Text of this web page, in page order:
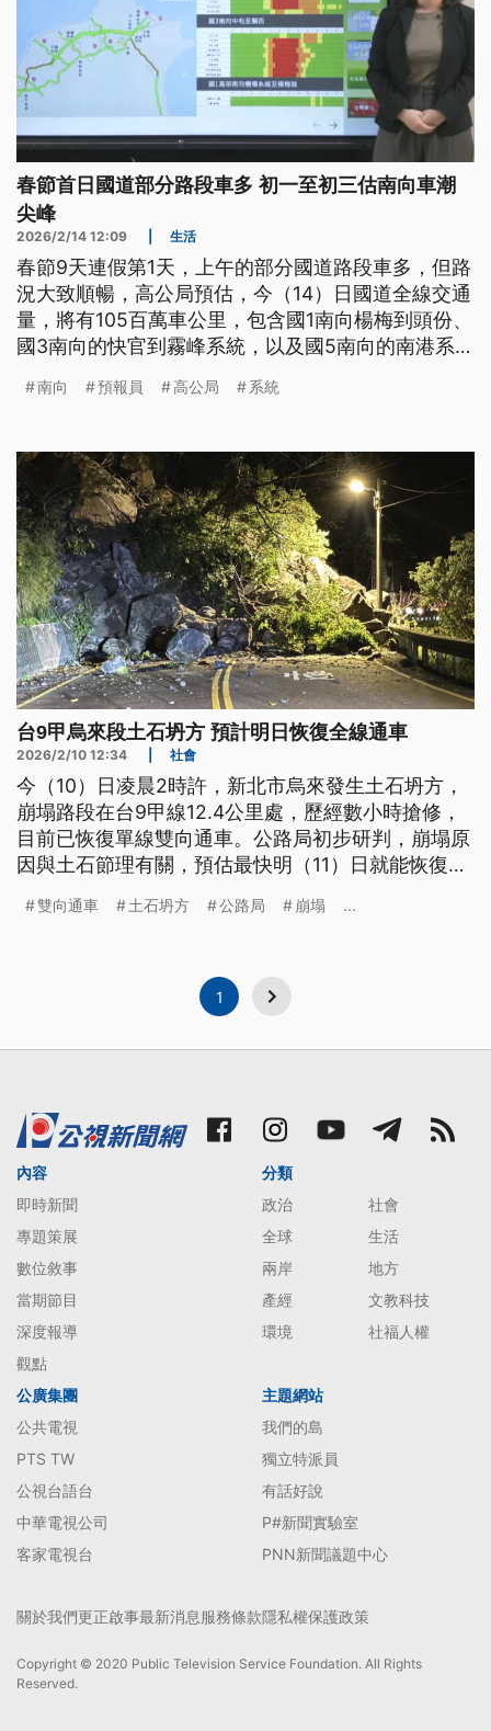
春節首日國道部分路段車多 初一至初三估南向車潮
尖峰
2026/2/14 12:09 生活
春節9天連假第1天，上午的部分國道路段車多，但路
況大致順暢，高公局預估，今（14）日國道全線交通
量，將有105百萬車公里，包含國1南向楊梅到頭份、
國3南向的快官到霧峰系統，以及國5南向的南港系統
方面，今明兩天天氣穩定，但要留意日夜溫差，而氣
南向 預報員 高公局 系統
台9甲烏來段土石坍方 預計明日恢復全線通車
2026/2/10 12:34 社會
今（10）日凌晨2時許，新北市烏來發生土石坍方，
崩塌路段在台9甲線12.4公里處，歷經數小時搶修，
目前已恢復單線雙向通車。公路局初步研判，崩塌原
因與土石節理有關，預估最快明（11）日就能恢復全
雙向通車 土石坍方 公路局 崩塌 ...
1
內容
即時新聞
專題策展
數位敘事
當期節目
深度報導
觀點
分類
政治
社會
全球
生活
兩岸
地方
產經
文教科技
環境
社福人權
公廣集團
公共電視
PTS TW
公視台語台
中華電視公司
客家電視台
主題網站
我們的島
獨立特派員
有話好說
P#新聞實驗室
PNN新聞議題中心
關於我們更正啟事最新消息服務條款隱私權保護政策
Copyright © 2020 Public Television Service Foundation. All Rights
Reserved.